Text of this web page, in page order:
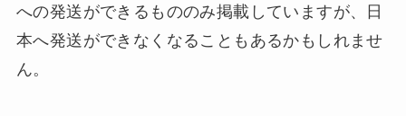
への発送ができるもののみ掲載していますが、日
本へ発送ができなくなることもあるかもしれませ
ん。